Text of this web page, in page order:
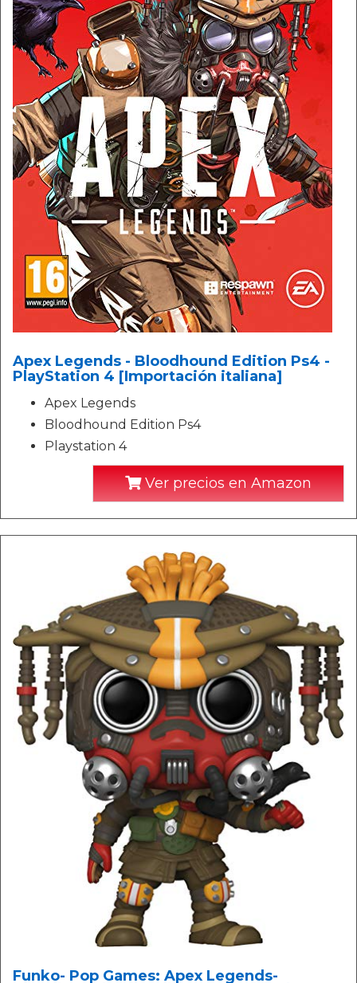
Apex Legends - Bloodhound Edition Ps4 -
PlayStation 4 [Importación italiana]
Apex Legends
Bloodhound Edition Ps4
Playstation 4
Ver precios en Amazon
Funko- Pop Games: Apex Legends-